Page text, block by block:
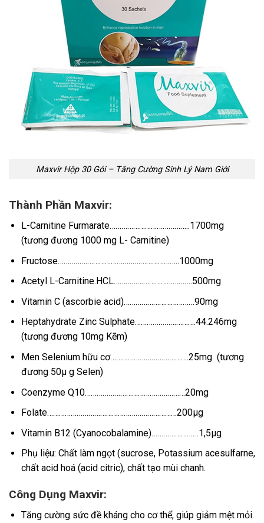
Maxvir Hộp 30 Gói – Tăng Cường Sinh Lý Nam Giới
Thành Phần Maxvir:
L-Carnitine Furmarate…………………………………..1700mg
(tương đương 1000 mg L- Carnitine)
Fructose……………………………………………………..1000mg
Acetyl L-Carnitine.HCL………………………………….500mg
Vitamin C (ascorbie acid)………………………………90mg
Heptahydrate Zinc Sulphate………………………….44.246mg
(tương đương 10mg Kẽm)
Men Selenium hữu cơ………………………………….25mg (tương
đương 50µ g Selen)
Coenzyme Q10……………………………………………20mg
Folate…………………………………………………………200µg
Vitamin B12 (Cyanocobalamine)……………………1,5µg
Phụ liệu: Chất làm ngọt (sucrose, Potassium acesulfarne,
chất acid hoá (acid citric), chất tạo mùi chanh.
Công Dụng Maxvir:
Tăng cường sức đề kháng cho cơ thể, giúp giảm mệt mỏi.